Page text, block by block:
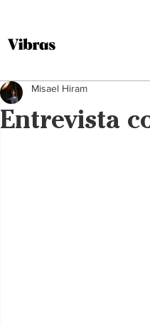
Entrevista
Misael Hiram